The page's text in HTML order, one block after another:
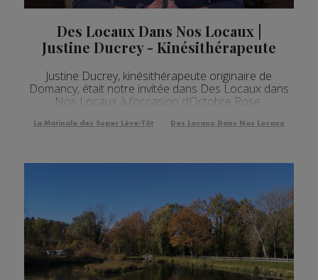
Des Locaux Dans Nos Locaux |
Justine Ducrey - Kinésithérapeute
Justine Ducrey, kinésithérapeute originaire de
Domancy, était notre invitée dans Des Locaux dans
Nos Locaux à l’occasion d’Octobre Rose.
La Matinale des Super Lève-Tôt Des Locaux Dans Nos Locaux